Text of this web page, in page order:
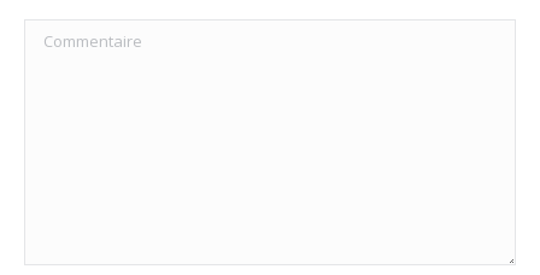
Commentaire